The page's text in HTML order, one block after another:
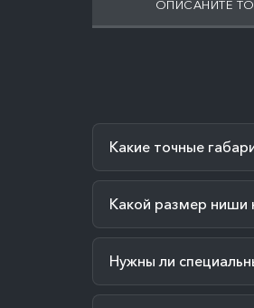
ОПИСАНИТЕ
Какие точные
Какой размер ниши
Нужны ли